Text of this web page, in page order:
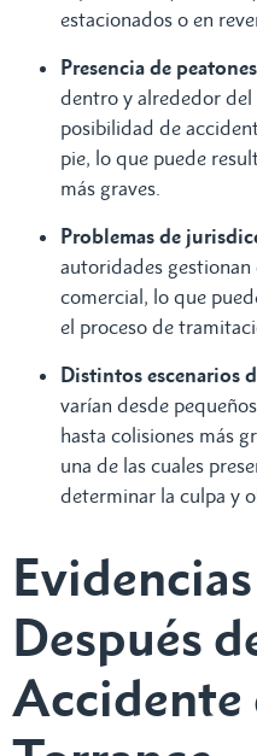
estacionados o en
Presencia de peatones
dentro y alrededor
posibilidad de
pie, lo que puede
más graves.
Problemas de
autoridades gestionan
comercial, lo que
el proceso de
Distintos escenarios
varían desde
hasta colisiones más
una de las cuales
determinar la culpa y
Después
Accidente